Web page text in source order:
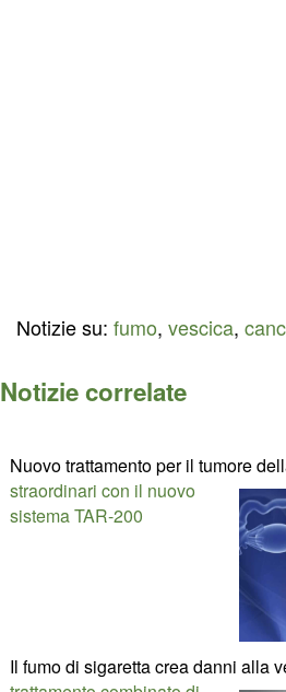
Notizie su: fumo, vescica,
Notizie correlate
Nuovo trattamento per il tumore
straordinari con il nuovo
sistema TAR-200
Il fumo di sigaretta crea danni alla